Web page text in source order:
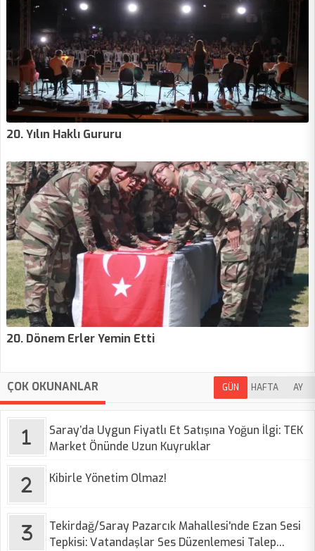
20. Yılın Haklı Gururu
20. Dönem Erler Yemin Etti
ÇOK OKUNANLAR GÜN HAFTA AY
Saray’da Uygun Fiyatlı Et Satışına Yoğun İlgi: TEK
Market Önünde Uzun Kuyruklar
Kibirle Yönetim Olmaz!
Tekirdağ/Saray Pazarcık Mahallesi'nde Ezan Sesi
Tepkisi: Vatandaşlar Ses Düzenlemesi Talep